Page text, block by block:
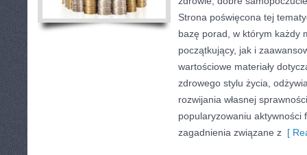
Strona poświęcona tej
bazę porad, w którym każdy
początkujący, jak i
wartościowe materiały
zdrowego stylu życia,
rozwijania własnej
popularyzowaniu aktywności
zagadnienia związane z [